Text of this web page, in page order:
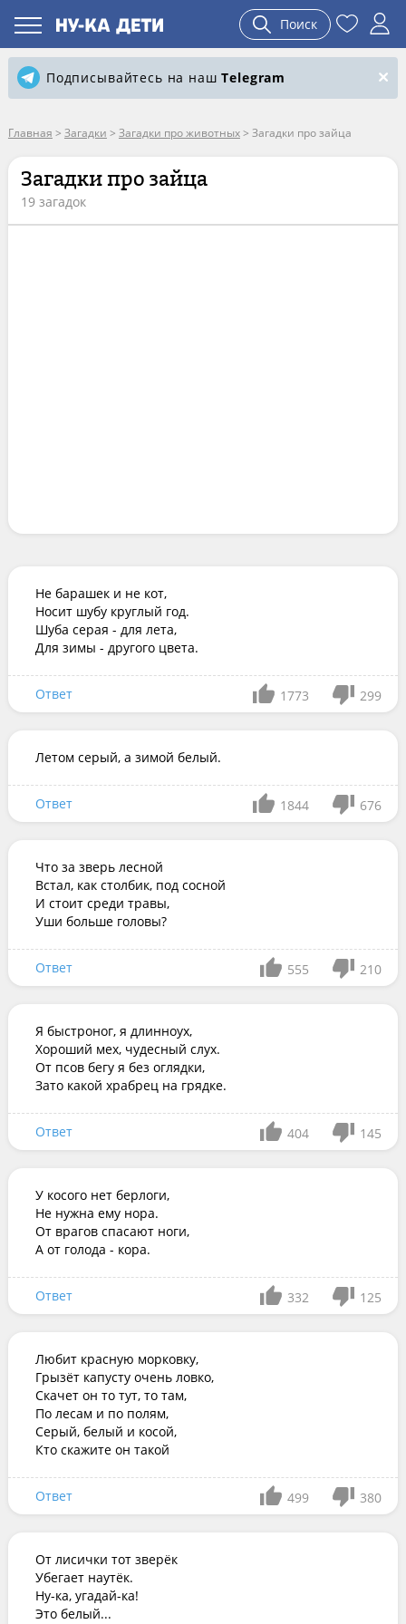
Поиск
Подписывайтесь на нашTelegram
Главная > Загадки > Загадки про животных> Загадки про зайца
Загадки про зайца
19 загадок
Не барашек и не кот,
Носит шубу круглый год.
Шуба серая - для лета,
Для зимы - другого цвета.
Ответ 1773 299
Летом серый, а зимой белый.
Ответ 1844 676
Что за зверь лесной
Встал, как столбик, под сосной
И стоит среди травы,
Уши больше головы?
Ответ 555 210
Я быстроног, я длинноух,
Хороший мех, чудесный слух.
От псов бегу я без оглядки,
Зато какой храбрец на грядке.
Ответ 404 145
У косого нет берлоги,
Не нужна ему нора.
От врагов спасают ноги,
А от голода - кора.
Ответ 332 125
Любит красную морковку,
Грызёт капусту очень ловко,
Скачет он то тут, то там,
По лесам и по полям,
Серый, белый и косой,
Кто скажите он такой
Ответ 499 380
От лисички тот зверёк
Убегает наутёк.
Ну-ка, угадай-ка!
Это белый...